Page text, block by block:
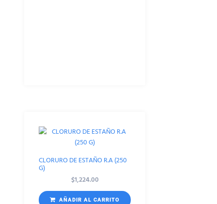
CLORURO DE ESTAÑO R.A (250
G)
$1,224.00
AÑADIR AL CARRITO